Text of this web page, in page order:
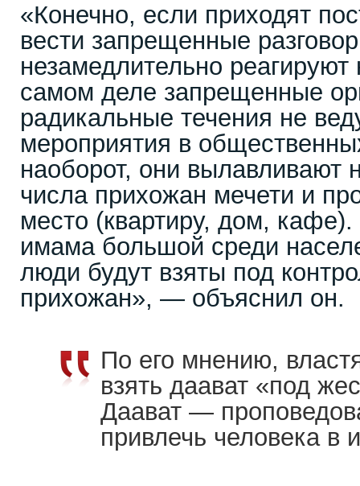
«Конечно, если приходят
вести запрещенные
незамедлительно
самом деле запрещенные
радикальные течения не
мероприятия в
наоборот, они вылавливают
числа прихожан мечети и
место (квартиру, дом, кафе).
имама большой среди
люди будут взяты под
прихожан», — объяснил он.
По его мнению,
взять даават «под
Даават —
привлечь человека в